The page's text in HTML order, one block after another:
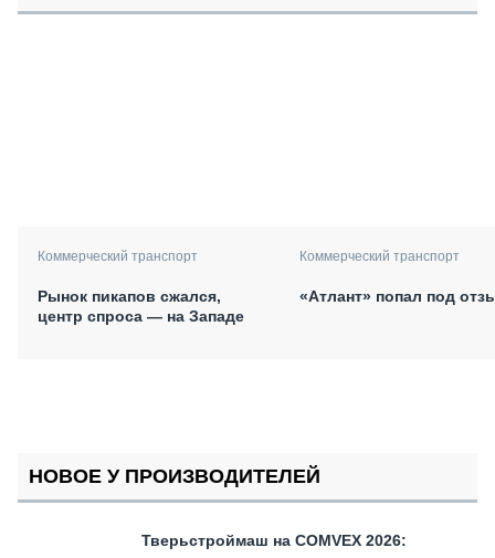
Коммерческий транспорт
Рынок пикапов сжался,
центр спроса — на Западе
Коммерческий транспорт
«Атлант» попал под
НОВОЕ У ПРОИЗВОДИТЕЛЕЙ
Тверьстроймаш на COMVEX 2026: